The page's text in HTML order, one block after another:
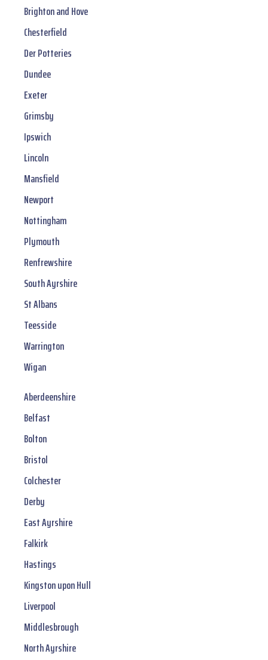
Brighton and Hove
Chesterfield
Der Potteries
Dundee
Exeter
Grimsby
Ipswich
Lincoln
Mansfield
Newport
Nottingham
Plymouth
Renfrewshire
South Ayrshire
St Albans
Teesside
Warrington
Wigan
Aberdeenshire
Belfast
Bolton
Bristol
Colchester
Derby
East Ayrshire
Falkirk
Hastings
Kingston upon Hull
Liverpool
Middlesbrough
North Ayrshire